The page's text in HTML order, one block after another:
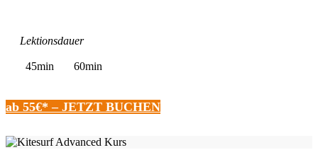
Lektionsdauer
45min 60min
ab 55€* – JETZT BUCHEN